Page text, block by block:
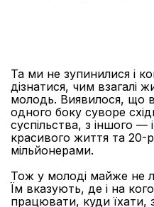
Та ми не зупинилися і
дізнатися, чим взагалі
молодь. Виявилося, що
одного боку суворе
суспільства, з іншого —
красивого життя та 20-
мільйонерами.
Тож у молоді майже не
Їм вказують, де і на
працювати, куди їхати,